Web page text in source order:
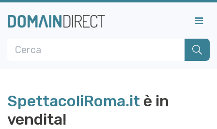
SpettacoliRoma.it è in
vendita!